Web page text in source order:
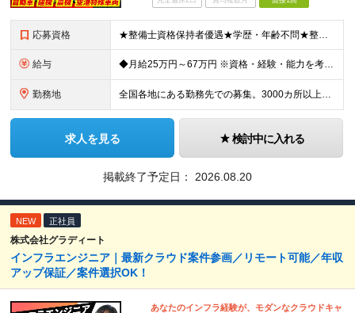
応募資格 ★整備士資格保持者優遇★学歴・年齢不問★整備経験者・既卒者・第二新卒・車業界経験者・未経験者歓迎！ ◎経験や資格を活かしてキャリアアップしたい方 ◎ライフスタイルに合った働き方を求めている方 ◎技術
給与 ◆月給25万円～67万円 ※資格・経験・能力を考慮の上、優遇 ※現年収・年齢・経験・資格・能力等、総合的に考慮し、決定します。 ※自動車整備の実務経験がある方はご相談ください！ ※試用期間有(同待遇/
勤務地 全国各地にある勤務先での募集。3000カ所以上から希望を考慮し決定。 ★転居を伴う転勤なし。 ★遠方からのご応募も歓迎！引越など赴任に伴う費用、家賃は全額負担します（会社規定による）。 ★請負先
求人を見る 検討中に入れる
掲載終了予定日： 2026.08.20
NEW 正社員
株式会社グラディート
インフラエンジニア｜最新クラウド案件参画／リモート可能／年収
アップ保証／案件選択OK！
あなたのインフラ経験が、モダンなクラウドキャ